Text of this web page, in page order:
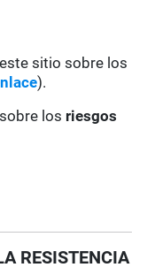
sitio sobre los
).
los riesgos
RESISTENCIA